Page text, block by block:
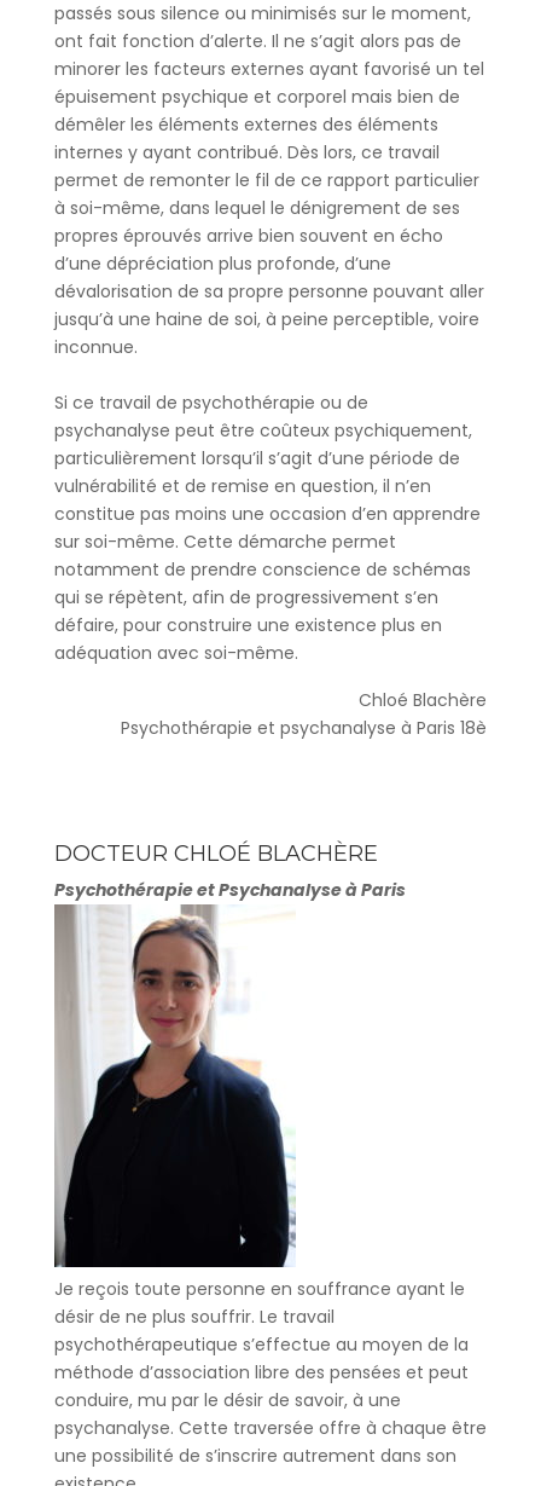
passés sous silence ou minimisés sur le moment,
ont fait fonction d’alerte. Il ne s’agit alors pas de
minorer les facteurs externes ayant favorisé un tel
épuisement psychique et corporel mais bien de
démêler les éléments externes des éléments
internes y ayant contribué. Dès lors, ce travail
permet de remonter le fil de ce rapport particulier
à soi-même, dans lequel le dénigrement de ses
propres éprouvés arrive bien souvent en écho
d’une dépréciation plus profonde, d’une
dévalorisation de sa propre personne pouvant aller
jusqu’à une haine de soi, à peine perceptible, voire
inconnue.
Si ce travail de psychothérapie ou de
psychanalyse peut être coûteux psychiquement,
particulièrement lorsqu’il s’agit d’une période de
vulnérabilité et de remise en question, il n’en
constitue pas moins une occasion d’en apprendre
sur soi-même. Cette démarche permet
notamment de prendre conscience de schémas
qui se répètent, afin de progressivement s’en
défaire, pour construire une existence plus en
adéquation avec soi-même.
Chloé Blachère
Psychothérapie et psychanalyse à Paris 18è
DOCTEUR CHLOÉ BLACHÈRE
Psychothérapie et Psychanalyse à Paris
Je reçois toute personne en souffrance ayant le
désir de ne plus souffrir. Le travail
psychothérapeutique s’effectue au moyen de la
méthode d’association libre des pensées et peut
conduire, mu par le désir de savoir, à une
psychanalyse. Cette traversée offre à chaque être
une possibilité de s’inscrire autrement dans son